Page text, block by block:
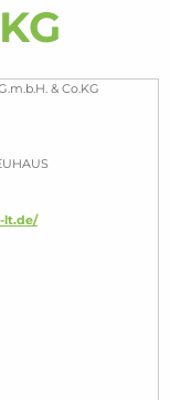
& Co.KG
lt.de/